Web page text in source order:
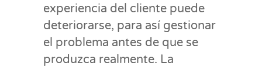
experiencia del cliente puede
deteriorarse, para así gestionar
el problema antes de que se
produzca realmente. La